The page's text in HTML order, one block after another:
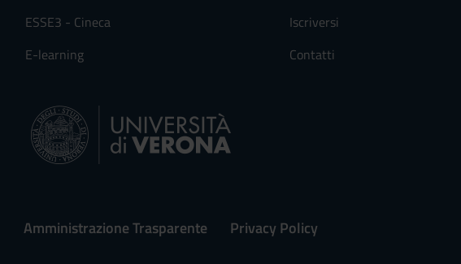
ESSE3 - Cineca
E-learning
Iscriversi
Contatti
Amministrazione Trasparente Privacy Policy